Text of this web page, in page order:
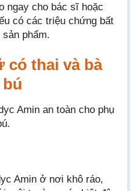
ngay cho bác sĩ hoặc
có các triệu chứng bất
phẩm.
có thai và bà
Amin an toàn cho phụ
Amin ở nơi khô ráo,